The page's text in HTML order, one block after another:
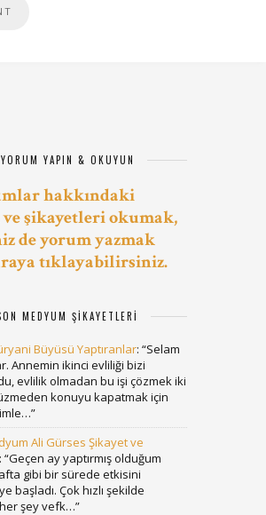
YORUM YAPIN & OKUYUN
hakkındaki
şikayetleri okumak,
de yorum yazmak
tıklayabilirsiniz.
MEDYUM ŞIKAYETLERI
Büyüsü Yaptıranlar: “Selam
Annemin ikinci evliliği bizi
evlilik olmadan bu işi çözmek iki
konuyu kapatmak için
”
Ali Gürses Şikayet ve
: “Geçen ay yaptırmış olduğum
gibi bir sürede etkisini
başladı. Çok hızlı şekilde
şey vefk…”